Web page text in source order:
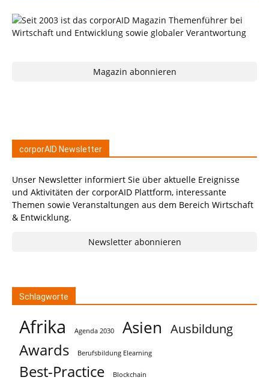
Magazin abonnieren
corporAID Newsletter
Unser Newsletter informiert Sie über aktuelle Ereignisse
und Aktivitäten der corporAID Plattform, interessante
Themen sowie Veranstaltungen aus dem Bereich Wirtschaft
& Entwicklung.
Newsletter abonnieren
Schlagworte
Afrika Agenda 2030 Asien Ausbildung
Awards Berufsbildung Elearning
Best-Practice Blockchain